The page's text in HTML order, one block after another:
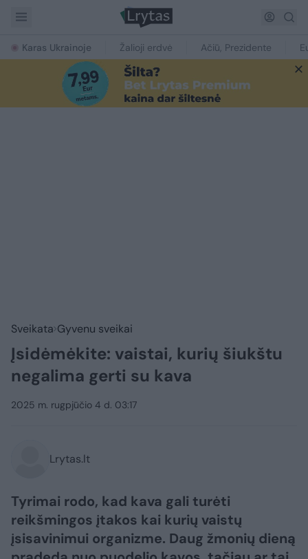
Karas Ukrainoje Žalioji erdvė Ačiū, Prezidente
Sveikata Gyvenu sveikai
Įsidėmėkite: vaistai, kurių šiukštu
negalima gerti su kava
2025 m. rugpjūčio 4 d. 03:17
Lrytas.lt
Tyrimai rodo, kad kava gali turėti
reikšmingos įtakos kai kurių vaistų
įsisavinimui organizme. Daug žmonių dieną